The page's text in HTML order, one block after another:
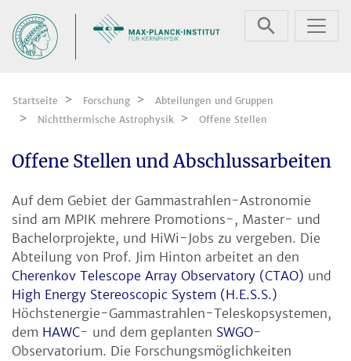
Startseite Forschung
Abteilungen und Gruppen
Nichtthermische Astrophysik
Offene Stellen
Offene Stellen und Abschlussarbeiten
Auf dem Gebiet der Gammastrahlen-Astronomie
sind am MPIK mehrere Promotions-, Master- und
Bachelorprojekte, und HiWi-Jobs zu vergeben. Die
Abteilung von Prof. Jim Hinton arbeitet an den
Cherenkov Telescope Array Observatory (CTAO) und
High Energy Stereoscopic System (H.E.S.S.)
Höchstenergie-Gammastrahlen-Teleskopsystemen,
dem HAWC- und dem geplanten SWGO-
Observatorium. Die Forschungsmöglichkeiten